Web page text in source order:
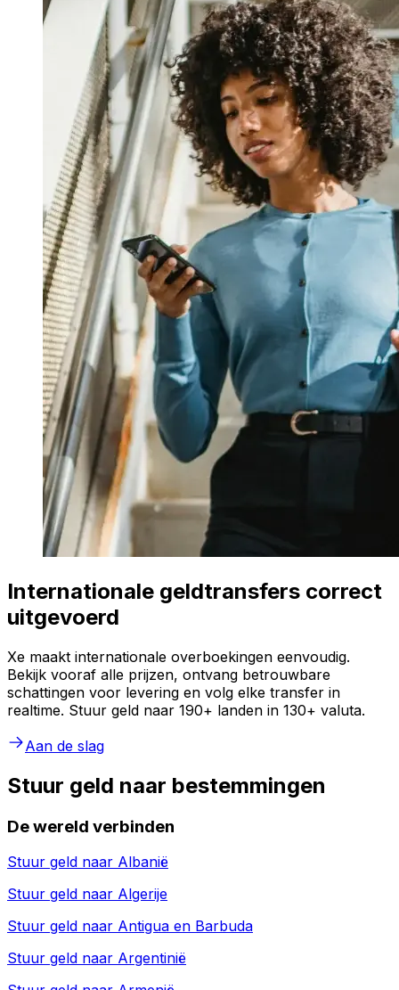
Internationale geldtransfers correct
uitgevoerd
Xe maakt internationale overboekingen eenvoudig.
Bekijk vooraf alle prijzen, ontvang betrouwbare
schattingen voor levering en volg elke transfer in
realtime. Stuur geld naar 190+ landen in 130+ valuta.
Aan de slag
Stuur geld naar bestemmingen
De wereld verbinden
Stuur geld naar Albanië
Stuur geld naar Algerije
Stuur geld naar Antigua en Barbuda
Stuur geld naar Argentinië